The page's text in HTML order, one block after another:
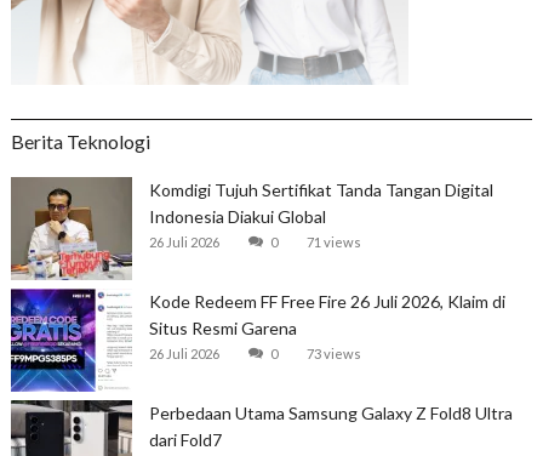
Berita Teknologi
Komdigi Tujuh Sertifikat Tanda Tangan Digital
Indonesia Diakui Global
26 Juli 2026 0 71 views
Kode Redeem FF Free Fire 26 Juli 2026, Klaim di
Situs Resmi Garena
26 Juli 2026 0 73 views
Perbedaan Utama Samsung Galaxy Z Fold8 Ultra
dari Fold7